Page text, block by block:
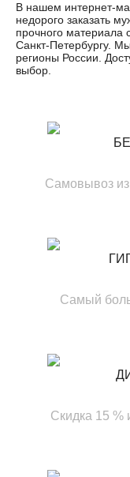
В нашем интернет-
недорого заказать
прочного материала
Санкт-Петербургу.
регионы России.
выбор.
Самовывоз
Самый
Скидка 15 %